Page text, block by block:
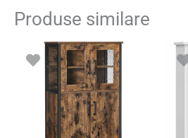
Produse similare